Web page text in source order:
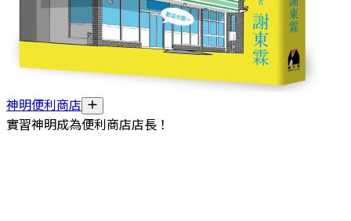
神明便利商店
實習神明成為便利商店店長！